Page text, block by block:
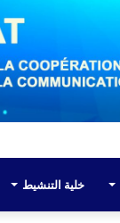
خلية التنشيط